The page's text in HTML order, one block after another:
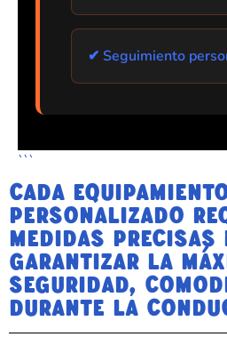
✔ Seguimiento
```
Cada
personalizado
medidas precisas
garantizar la
seguridad,
durante la